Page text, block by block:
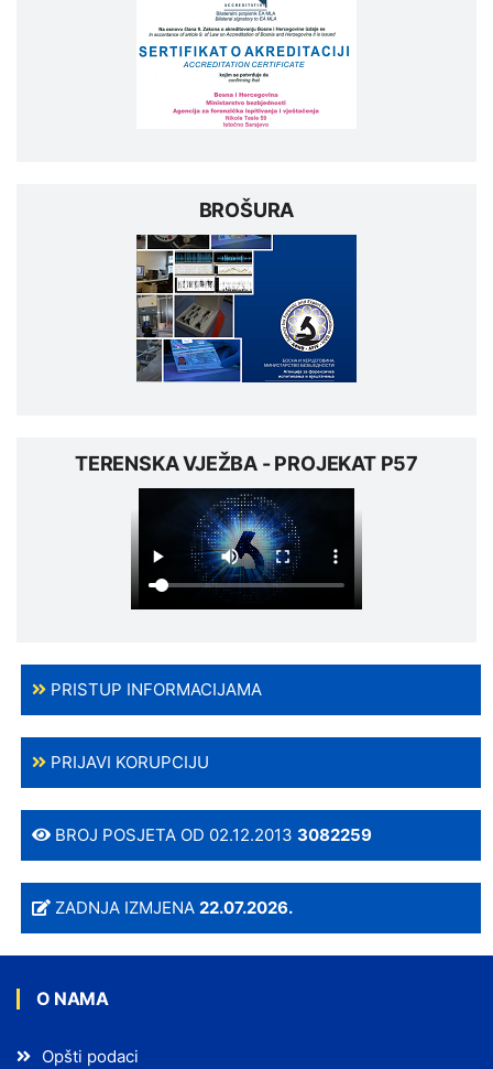
BROŠURA
TERENSKA VJEŽBA - PROJEKAT P57
PRISTUP INFORMACIJAMA
PRIJAVI KORUPCIJU
BROJ POSJETA OD 02.12.20133082259
ZADNJA IZMJENA22.07.2026.
O NAMA
Opšti podaci